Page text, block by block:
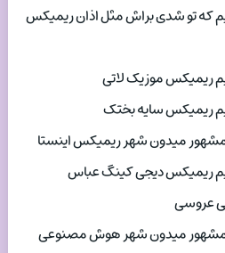
که تو شدی براش مثل اذان ریمیکس
ریمیکس موزیک لاتی
ریمیکس سایه بختک
میدون شهر ریمیکس اینستا
ریمیکس دیجی کینگ عباس
عروسی
مشهور میدون شهر هوش مصنوعی